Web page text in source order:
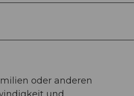
oder anderen